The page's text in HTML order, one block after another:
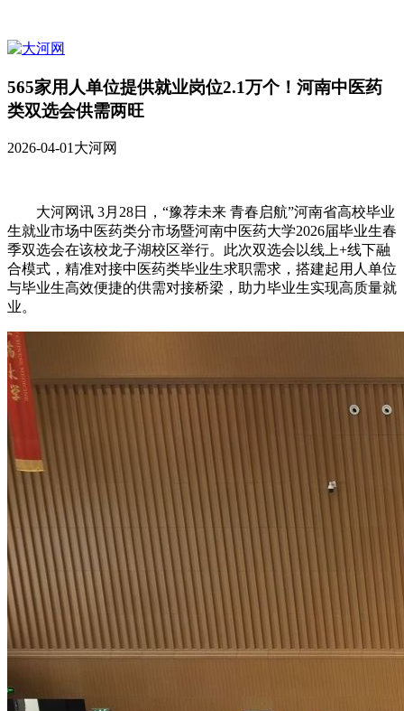
565家用人单位提供就业岗位2.1万个！河南中医药
类双选会供需两旺
2026-04-01大河网
大河网讯 3月28日，“豫荐未来 青春启航”河南省高校毕业
生就业市场中医药类分市场暨河南中医药大学2026届毕业生春
季双选会在该校龙子湖校区举行。此次双选会以线上+线下融
合模式，精准对接中医药类毕业生求职需求，搭建起用人单位
与毕业生高效便捷的供需对接桥梁，助力毕业生实现高质量就
业。